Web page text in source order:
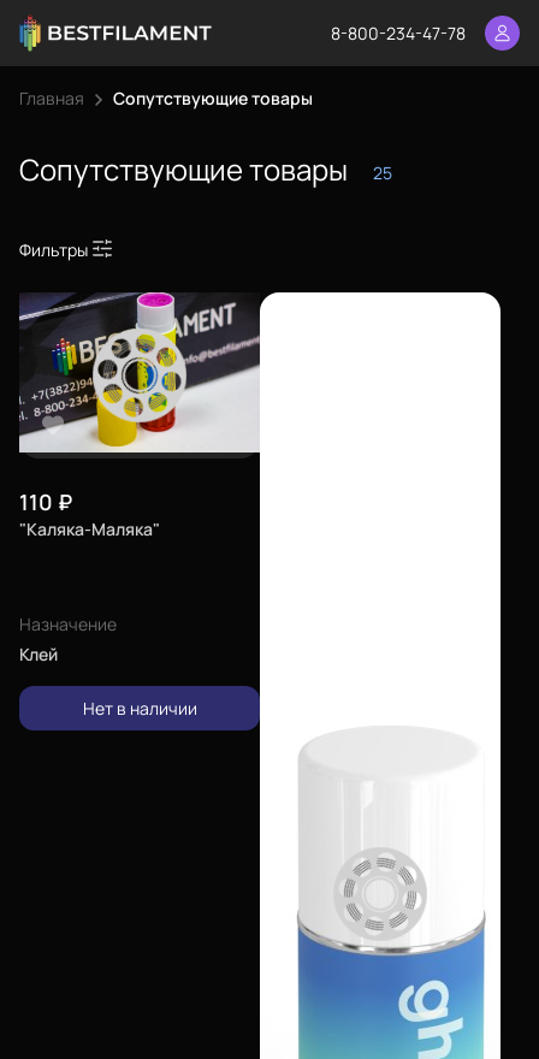
8-800-234-47-78
Главная Сопутствующие товары
Сопутствующие товары 25
Фильтры
110 ₽
"Каляка-Маляка"
Назначение
Клей
Нет в наличии